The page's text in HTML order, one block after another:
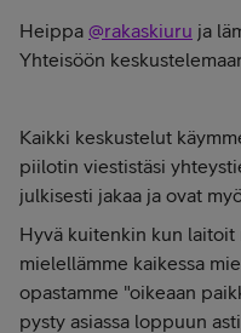
Heippa @rakaskiuru ja
Yhteisöön
Kaikki keskustelut
piilotin viestistäsi
julkisesti jakaa ja ovat
Hyvä kuitenkin kun laitoit
mielellämme kaikessa
opastamme "oikeaan
pysty asiassa loppuun